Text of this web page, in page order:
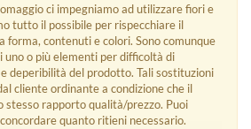
ci impegniamo ad utilizzare fiori e
tutto il possibile per rispecchiare il
forma, contenuti e colori. Sono comunque
uno o più elementi per difficoltà di
deperibilità del prodotto. Tali sostituzioni
cliente ordinante a condizione che il
stesso rapporto qualità/prezzo. Puoi
quanto ritieni necessario.